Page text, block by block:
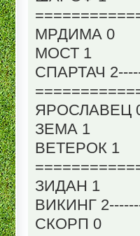
МРДИМА 0
МОСТ 1
СПАРТАЧ
ЯРОСЛАВЕЦ
ЗЕМА 1
ВЕТЕРОК 1
ЗИДАН 1
ВИКИНГ
СКОРП 0